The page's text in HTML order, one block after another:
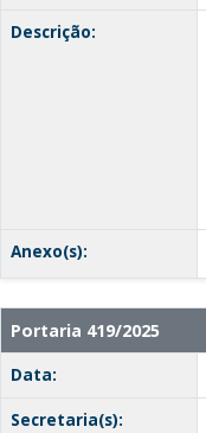
Descrição:
Anexo(s):
Portaria 419/2025
Data:
Secretaria(s):